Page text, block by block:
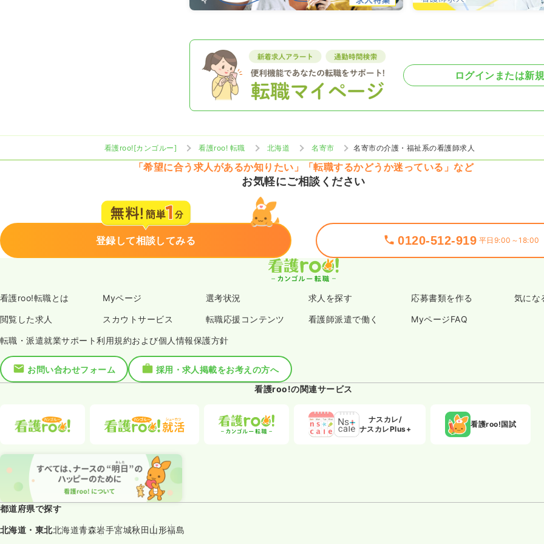
ログインまたは新
看護roo![カンゴルー] 看護roo! 転職 北海道 名寄市 名寄市の介護・福祉系の看護師求人
「希望に合う求人があるか知りたい」「転職するかどうか迷っている」など
お気軽にご相談ください
登録して相談してみる 0120-512-919 平日9:00～18:00
看護roo!転職とは Myページ 選考状況 求人を探す 応募書類を作る 気にな
閲覧した求人 スカウトサービス 転職応援コンテンツ 看護師派遣で働く MyページFAQ
転職・派遣就業サポート利用規約および個人情報保護方針
お問い合わせフォーム
採用・求人掲載をお考えの方へ
看護roo!の関連サービス
ナスカレ/
ナスカレPlus+
看護roo!国試
都道府県で探す
北海道・東北北海道青森岩手宮城秋田山形福島